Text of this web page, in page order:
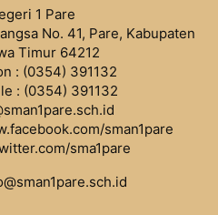
1 Pare
No. 41, Pare, Kabupaten
Timur 64212
: (0354) 391132
: (0354) 391132
sman1pare
sma1pare